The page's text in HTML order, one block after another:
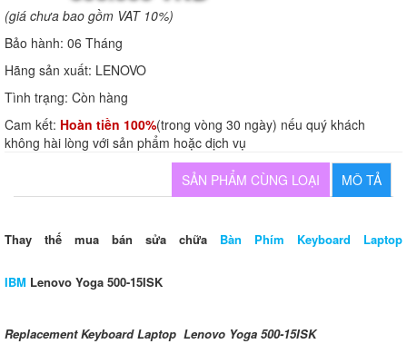
(giá chưa bao gồm VAT 10%)
Bảo hành: 06 Tháng
Hãng sản xuất: LENOVO
Tình trạng: Còn hàng
Cam kết: Hoàn tiền 100%(trong vòng 30 ngày) nếu quý khách
không hài lòng với sản phẩm hoặc dịch vụ
MÔ TẢ
SẢN PHẨM CÙNG LOẠI
Thay thế mua bán sửa chữa Bàn Phím Keyboard Laptop
IBM Lenovo Yoga 500-15ISK
Replacement Keyboard Laptop Lenovo Yoga 500-15ISK